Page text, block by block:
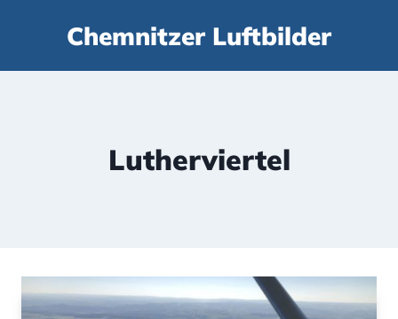
Chemnitzer Luftbilder
Lutherviertel